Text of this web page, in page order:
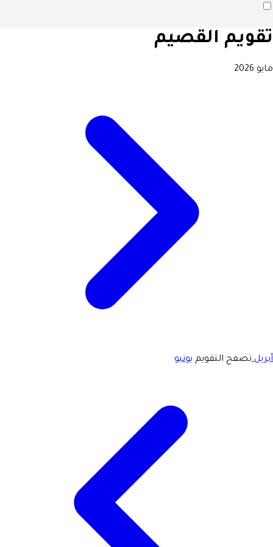
تقويم القصيم
مايو 2026
أبريلتصفح التقويم يونيو